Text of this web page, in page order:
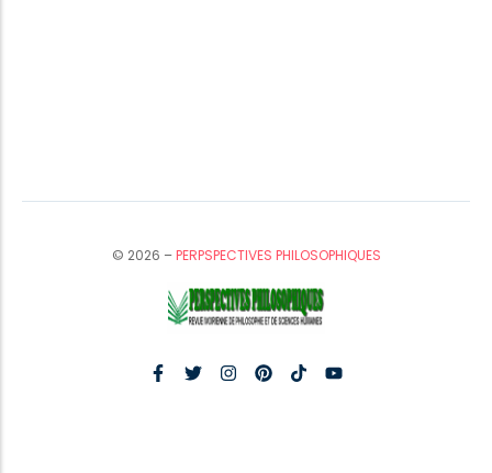
© 2026 –PERPSPECTIVES PHILOSOPHIQUES